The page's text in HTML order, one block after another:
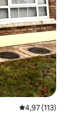
4,97 de uma
4,97 (113)